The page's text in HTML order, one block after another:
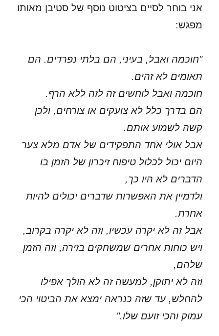
אני בוחר לסיים בציטוט נוסף של סטיבן מאותו
מפגש:
"חוכמה ואבל, בעיני, הם בלתי נפרדים. הם
תאומים לא זהים.
חוכמה ואבל לוחשים זה לזה ללא הרף.
הם בדרך כלל לא צועקים או צורחים, ולכן
קשה לשמוע אותם.
אבל אולי אחד התפקידים של אדם מלא צער
היום יכול לכלול טיפוח זיכרון של הזמן בו
הדברים לא היו כך,
ולדמיין את האפשרות שדברים יכולים להיות
אחרת.
אבל זה לא יקרה עכשיו, וזה לא יקרה בקרוב,
ויש כוחות אחרים שמשחקים בזירה, וזה הזמן
שלהם,
וזה לא יתוקן, למעשה זה לא הולך אפילו
להחלש, עד שזה כנראה ימצא את הביטוי הכי
עמוק והכי זועם שלו."